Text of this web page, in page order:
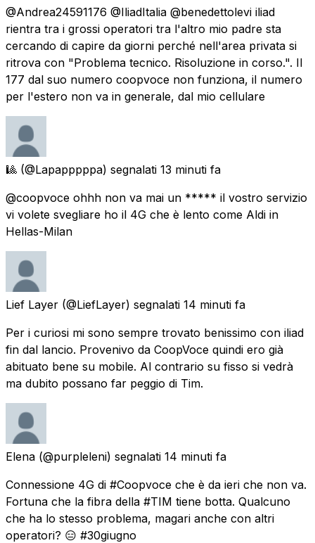
@Andrea24591176 @IliadItalia @benedettolevi iliad
rientra tra i grossi operatori tra l'altro mio padre sta
cercando di capire da giorni perché nell'area privata si
ritrova con "Problema tecnico. Risoluzione in corso.". Il
177 dal suo numero coopvoce non funziona, il numero
per l'estero non va in generale, dal mio cellulare
🎱 (@Lapapppppa) segnalati 13 minuti fa
@coopvoce ohhh non va mai un ***** il vostro servizio
vi volete svegliare ho il 4G che è lento come Aldi in
Hellas-Milan
Lief Layer (@LiefLayer) segnalati 14 minuti fa
Per i curiosi mi sono sempre trovato benissimo con iliad
fin dal lancio. Provenivo da CoopVoce quindi ero già
abituato bene su mobile. Al contrario su fisso si vedrà
ma dubito possano far peggio di Tim.
Elena (@purpleleni) segnalati 14 minuti fa
Connessione 4G di #Coopvoce che è da ieri che non va.
Fortuna che la fibra della #TIM tiene botta. Qualcuno
che ha lo stesso problema, magari anche con altri
operatori? 😑 #30giugno